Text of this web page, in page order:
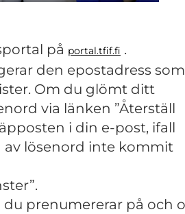
på portal.tfif.fi .
den epostadress som
Om du glömt ditt
via länken ”Återställ
i din e-post, ifall
lösenord inte kommit
prenumererar på och